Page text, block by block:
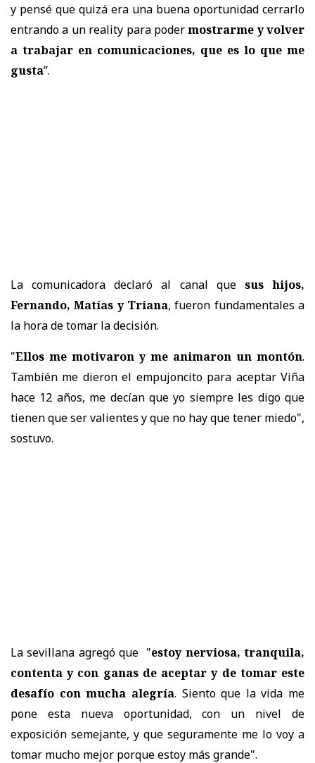
y pensé que quizá era una buena oportunidad cerrarlo
entrando a un reality para podermostrarme y volver
a trabajar en comunicaciones, que es lo que me
gusta”.
La comunicadora declaró al canal que sus hijos,
Fernando, Matías y Triana, fueron fundamentales a
la hora de tomar la decisión.
"Ellos me motivaron y me animaron un montón.
También me dieron el empujoncito para aceptar Viña
hace 12 años, me decían que yo siempre les digo que
tienen que ser valientes y que no hay que tener miedo",
sostuvo.
La sevillana agregó que "estoy nerviosa, tranquila,
contenta y con ganas de aceptar y de tomar este
desafío con mucha alegría. Siento que la vida me
pone esta nueva oportunidad, con un nivel de
exposición semejante, y que seguramente me lo voy a
tomar mucho mejor porque estoy más grande".